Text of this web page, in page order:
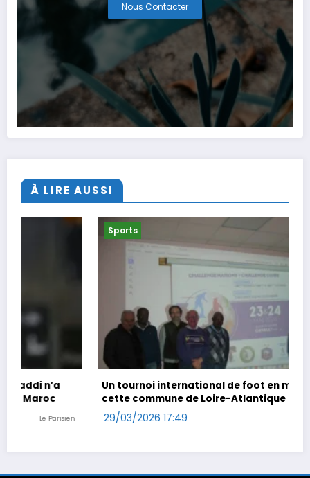
Nous Contacter
À LIRE AUSSI
Un tournoi international de foot en marchant dans
cette commune de Loire-Atlantique
29/03/2026 17:49